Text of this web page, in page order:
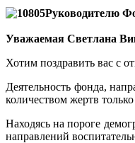
Руководителю
Уважаемая Светлана
Хотим поздравить вас с
Деятельность фонда,
количеством жертв
Находясь на пороге
направлений